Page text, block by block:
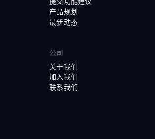
产品规划
最新动态
公司
关于我们
加入我们
联系我们